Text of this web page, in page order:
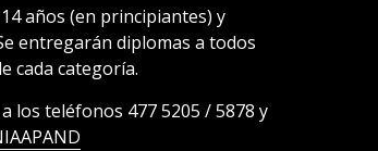
años (en principiantes) y
entregarán diplomas a todos
cada categoría.
los teléfonos 477 5205 / 5878 y